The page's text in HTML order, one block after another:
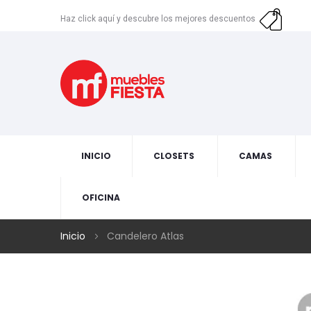
Haz click aquí y descubre los mejores descuentos
INICIO CLOSETS CAMAS
OFICINA
Inicio Candelero Atlas